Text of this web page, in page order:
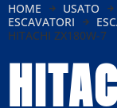
HOME USATO
ESCAVATORI
HITACHI ZX180W-7